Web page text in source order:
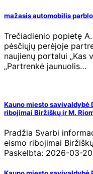
mažasis automobilis
Trečiadienio popietę
pėsčiųjų perėjoje
naujienų portalui „Kas
„Partrenkė jaunuolis…
Kauno miesto savivaldybė
ribojimai Biržiškų ir M.
Pradžia Svarbi
eismo ribojimai
Paskelbta: 2026-03-